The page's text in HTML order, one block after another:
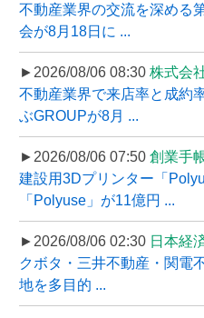
不動産業界の交流を深める
会が8月18日に ...
►2026/08/06 08:30 株式会
不動産業界で来店率と成約
ぶGROUPが8月 ...
►2026/08/06 07:50 創業手
建設用3Dプリンター「
「Polyuse」が11億円 ...
►2026/08/06 02:30 日本経
クボタ・三井不動産・関電
地を多目的 ...